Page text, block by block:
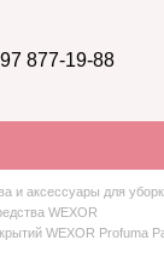
877-19-88
и аксессуары для
WEXOR
WEXOR Profuma